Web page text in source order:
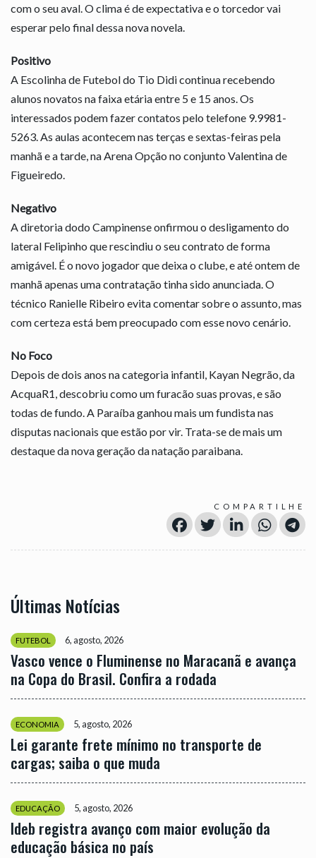
com o seu aval. O clima é de expectativa e o torcedor vai
esperar pelo final dessa nova novela.
Positivo
A Escolinha de Futebol do Tio Didi continua recebendo
alunos novatos na faixa etária entre 5 e 15 anos. Os
interessados podem fazer contatos pelo telefone 9.9981-
5263. As aulas acontecem nas terças e sextas-feiras pela
manhã e a tarde, na Arena Opção no conjunto Valentina de
Figueiredo.
Negativo
A diretoria dodo Campinense onfirmou o desligamento do
lateral Felipinho que rescindiu o seu contrato de forma
amigável. É o novo jogador que deixa o clube, e até ontem de
manhã apenas uma contratação tinha sido anunciada. O
técnico Ranielle Ribeiro evita comentar sobre o assunto, mas
com certeza está bem preocupado com esse novo cenário.
No Foco
Depois de dois anos na categoria infantil, Kayan Negrão, da
AcquaR1, descobriu como um furacão suas provas, e são
todas de fundo. A Paraíba ganhou mais um fundista nas
disputas nacionais que estão por vir. Trata-se de mais um
destaque da nova geração da natação paraibana.
COMPARTILHE
Últimas Notícias
FUTEBOL 6, agosto, 2026
Vasco vence o Fluminense no Maracanã e avança
na Copa do Brasil. Confira a rodada
ECONOMIA 5, agosto, 2026
Lei garante frete mínimo no transporte de
cargas; saiba o que muda
EDUCAÇÃO 5, agosto, 2026
Ideb registra avanço com maior evolução da
educação básica no país